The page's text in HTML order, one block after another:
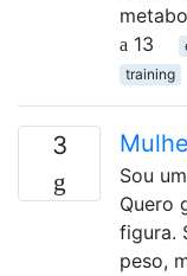
13
training
3
Sou
Quero
figura.
peso,